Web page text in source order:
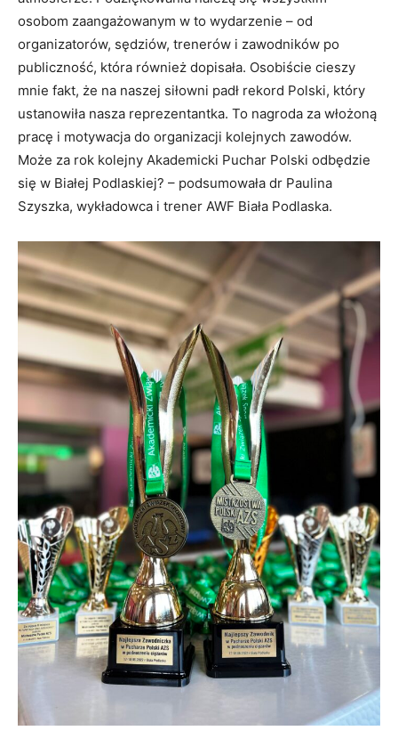
osobom zaangażowanym w to wydarzenie – od
organizatorów, sędziów, trenerów i zawodników po
publiczność, która również dopisała. Osobiście cieszy
mnie fakt, że na naszej siłowni padł rekord Polski, który
ustanowiła nasza reprezentantka. To nagroda za włożoną
pracę i motywacja do organizacji kolejnych zawodów.
Może za rok kolejny Akademicki Puchar Polski odbędzie
się w Białej Podlaskiej? – podsumowała dr Paulina
Szyszka, wykładowca i trener AWF Biała Podlaska.